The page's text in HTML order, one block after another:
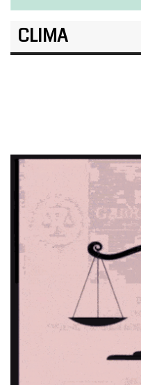
CLIMA